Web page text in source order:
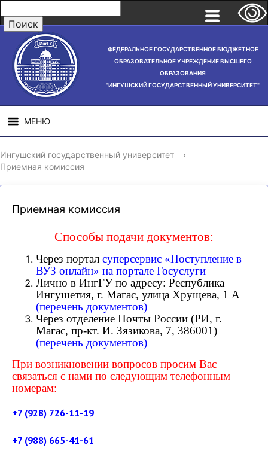
ФЕДЕРАЛЬНОЕ ГОСУДАРСТВЕННОЕ БЮДЖЕТНОЕ
ОБРАЗОВАТЕЛЬНОЕ УЧРЕЖДЕНИЕ ВЫСШЕГО
ОБРАЗОВАНИЯ
"ИНГУШСКИЙ ГОСУДАРСТВЕННЫЙ УНИВЕРСИТЕТ"
МЕНЮ
СВЕДЕНИЯ ОБ
ОБРАЗОВАТЕЛЬНОЙ
НАУЧНАЯ
ДЕЯТЕЛЬНОСТЬ
Ингушский государственный университет
›
Приемная комиссия
Приемная комиссия
Способы подачи документов:
Через портал суперсервис «Поступление в
ВУЗ онлайн» на портале Госуслуги
Лично в ИнгГУ по адресу: Республика
Ингушетия, г. Магас, улица Хрущева, 1 А
(перечень документов)
Через отделение Почты России (РИ, г.
Магас, пр-кт. И. Зязикова, 7, 386001)
(перечень документов)
При возникновении вопросов просим Вас
связаться с нами по следующим телефонным
номерам:
+7 (928) 726-11-19
+7 (988) 665-41-61